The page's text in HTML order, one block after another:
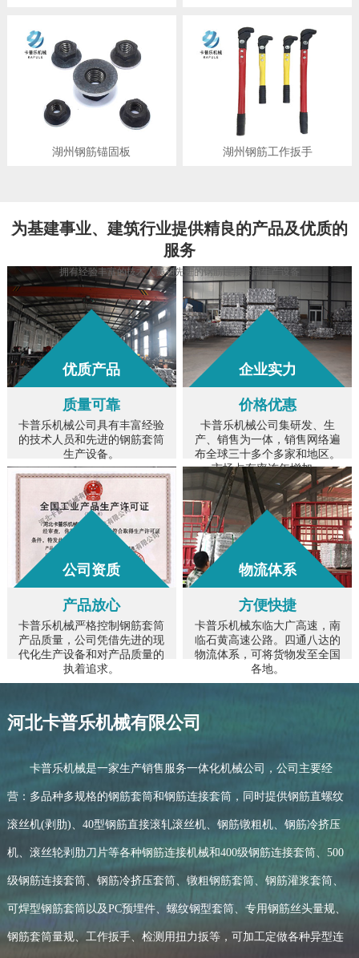
湖州钢筋锚固板 湖州钢筋工作扳手
为基建事业、建筑行业提供精良的产品及优质的
服务
拥有经验丰富的技术人员和先进的钢筋连接套筒生产设备
优质产品
质量可靠
卡普乐机械公司具有丰富经验
的技术人员和先进的钢筋套筒
生产设备。
企业实力
价格优惠
卡普乐机械公司集研发、生
产、销售为一体，销售网络遍
布全球三十多个多家和地区。
市场占有率连年增加。
公司资质
产品放心
卡普乐机械严格控制钢筋套筒
产品质量，公司凭借先进的现
代化生产设备和对产品质量的
执着追求。
物流体系
方便快捷
卡普乐机械东临大广高速，南
临石黄高速公路。四通八达的
物流体系，可将货物发至全国
各地。
河北卡普乐机械有限公司
卡普乐机械是一家生产销售服务一体化机械公司，公司主要经
营：多品种多规格的钢筋套筒和钢筋连接套筒，同时提供钢筋直螺纹
滚丝机(剥肋)、40型钢筋直接滚轧滚丝机、钢筋镦粗机、钢筋冷挤压
机、滚丝轮剥肋刀片等各种钢筋连接机械和400级钢筋连接套筒、500
级钢筋连接套筒、钢筋冷挤压套筒、镦粗钢筋套筒、钢筋灌浆套筒、
可焊型钢筋套筒以及PC预埋件、螺纹钢型套筒、专用钢筋丝头量规、
钢筋套筒量规、工作扳手、检测用扭力扳等，可加工定做各种异型连